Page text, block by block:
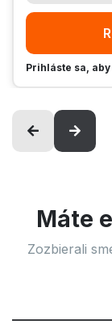
Prihláste sa,
Máte
Zozbierali